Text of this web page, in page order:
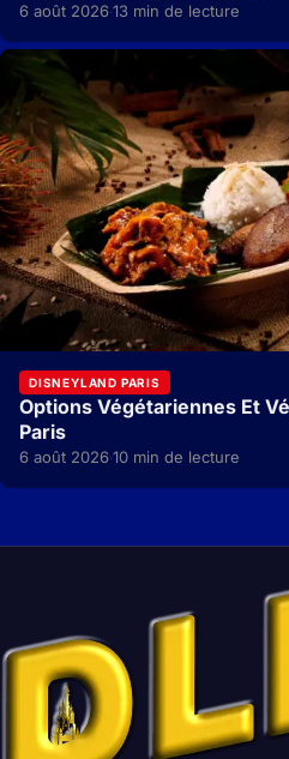
6 août 2026·13 min de lecture
DISNEYLAND PARIS
Options Végétariennes Et
Paris
6 août 2026·10 min de lecture